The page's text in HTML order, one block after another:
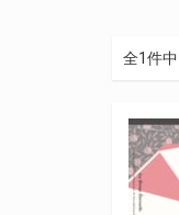
全1件